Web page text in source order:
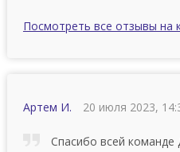
Посмотреть все отзывы на
Артем И. 20 июля 2023,
Спасибо всей команде